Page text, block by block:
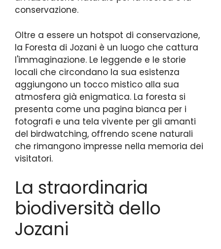
conservazione.
Oltre a essere un hotspot di conservazione,
la Foresta di Jozani è un luogo che cattura
l'immaginazione. Le leggende e le storie
locali che circondano la sua esistenza
aggiungono un tocco mistico alla sua
atmosfera già enigmatica. La foresta si
presenta come una pagina bianca per i
fotografi e una tela vivente per gli amanti
del birdwatching, offrendo scene naturali
che rimangono impresse nella memoria dei
visitatori.
La straordinaria
biodiversità dello
Jozani